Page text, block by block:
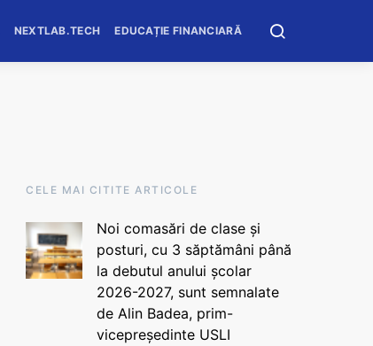
NEXTLAB.TECH EDUCAȚIE FINANCIARĂ
CELE MAI CITITE ARTICOLE
Noi comasări de clase și
posturi, cu 3 săptămâni până
la debutul anului școlar
2026-2027, sunt semnalate
de Alin Badea, prim-
vicepreședinte USLI